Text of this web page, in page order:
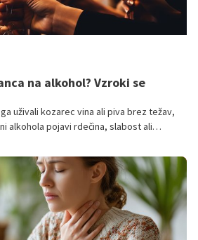
na alkohol? Vzroki se
uživali kozarec vina ali piva brez težav,
alkohola pojavi rdečina, slabost ali